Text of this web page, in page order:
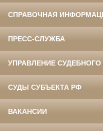
СПРАВОЧНАЯ
ПРЕСС-СЛУЖБА
УПРАВЛЕНИЕ
СУДЫ СУБЪЕКТА РФ
ВАКАНСИИ